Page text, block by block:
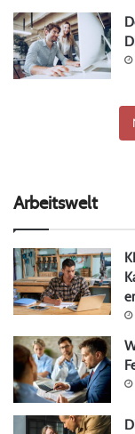
Arbeitswelt